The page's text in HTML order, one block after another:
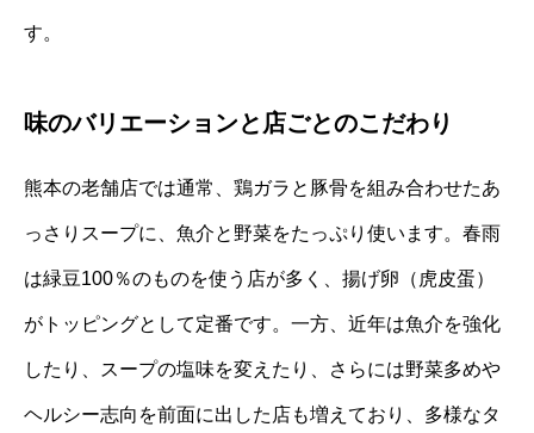
す。
味のバリエーションと店ごとのこだわり
熊本の老舗店では通常、鶏ガラと豚骨を組み合わせたあ
っさりスープに、魚介と野菜をたっぷり使います。春雨
は緑豆100％のものを使う店が多く、揚げ卵（虎皮蛋）
がトッピングとして定番です。一方、近年は魚介を強化
したり、スープの塩味を変えたり、さらには野菜多めや
ヘルシー志向を前面に出した店も増えており、多様なタ